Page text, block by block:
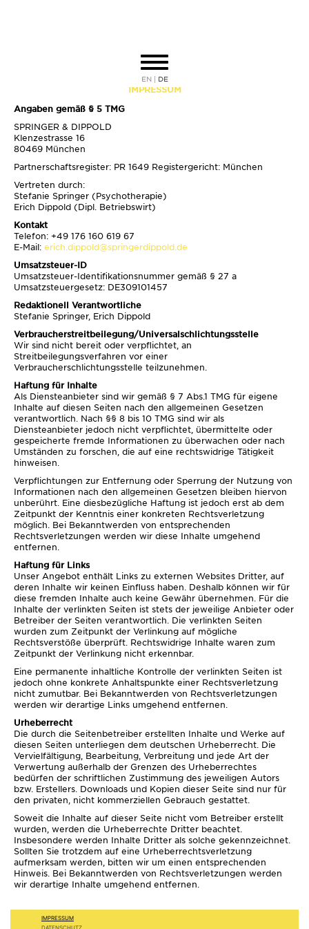
EN DE
IMPRESSUM
Angaben gemäß § 5 TMG
SPRINGER & DIPPOLD
Klenzestrasse 16
80469 München
Partnerschaftsregister: PR 1649 Registergericht: München
Vertreten durch:
Stefanie Springer (Psychotherapie)
Erich Dippold (Dipl. Betriebswirt)
Kontakt
Telefon: +49 176 160 619 67
E-Mail: erich.dippold@springerdippold.de
Umsatzsteuer-ID
Umsatzsteuer-Identifikationsnummer gemäß § 27 a
Umsatzsteuergesetz: DE309101457
Redaktionell Verantwortliche
Stefanie Springer, Erich Dippold
Verbraucherstreitbeilegung/Universalschlichtungsstelle
Wir sind nicht bereit oder verpflichtet, an
Streitbeilegungsverfahren vor einer
Verbraucherschlichtungsstelle teilzunehmen.
Haftung für Inhalte
Als Diensteanbieter sind wir gemäß § 7 Abs.1 TMG für eigene
Inhalte auf diesen Seiten nach den allgemeinen Gesetzen
verantwortlich. Nach §§ 8 bis 10 TMG sind wir als
Diensteanbieter jedoch nicht verpflichtet, übermittelte oder
gespeicherte fremde Informationen zu überwachen oder nach
Umständen zu forschen, die auf eine rechtswidrige Tätigkeit
hinweisen.
Verpflichtungen zur Entfernung oder Sperrung der Nutzung von
Informationen nach den allgemeinen Gesetzen bleiben hiervon
unberührt. Eine diesbezügliche Haftung ist jedoch erst ab dem
Zeitpunkt der Kenntnis einer konkreten Rechtsverletzung
möglich. Bei Bekanntwerden von entsprechenden
Rechtsverletzungen werden wir diese Inhalte umgehend
entfernen.
Haftung für Links
Unser Angebot enthält Links zu externen Websites Dritter, auf
deren Inhalte wir keinen Einfluss haben. Deshalb können wir für
diese fremden Inhalte auch keine Gewähr übernehmen. Für die
Inhalte der verlinkten Seiten ist stets der jeweilige Anbieter oder
Betreiber der Seiten verantwortlich. Die verlinkten Seiten
wurden zum Zeitpunkt der Verlinkung auf mögliche
Rechtsverstöße überprüft. Rechtswidrige Inhalte waren zum
Zeitpunkt der Verlinkung nicht erkennbar.
Eine permanente inhaltliche Kontrolle der verlinkten Seiten ist
jedoch ohne konkrete Anhaltspunkte einer Rechtsverletzung
nicht zumutbar. Bei Bekanntwerden von Rechtsverletzungen
werden wir derartige Links umgehend entfernen.
Urheberrecht
Die durch die Seitenbetreiber erstellten Inhalte und Werke auf
diesen Seiten unterliegen dem deutschen Urheberrecht. Die
Vervielfältigung, Bearbeitung, Verbreitung und jede Art der
Verwertung außerhalb der Grenzen des Urheberrechtes
bedürfen der schriftlichen Zustimmung des jeweiligen Autors
bzw. Erstellers. Downloads und Kopien dieser Seite sind nur für
den privaten, nicht kommerziellen Gebrauch gestattet.
Soweit die Inhalte auf dieser Seite nicht vom Betreiber erstellt
wurden, werden die Urheberrechte Dritter beachtet.
Insbesondere werden Inhalte Dritter als solche gekennzeichnet.
Sollten Sie trotzdem auf eine Urheberrechtsverletzung
aufmerksam werden, bitten wir um einen entsprechenden
Hinweis. Bei Bekanntwerden von Rechtsverletzungen werden
wir derartige Inhalte umgehend entfernen.
IMPRESSUM
DATENSCHUTZ